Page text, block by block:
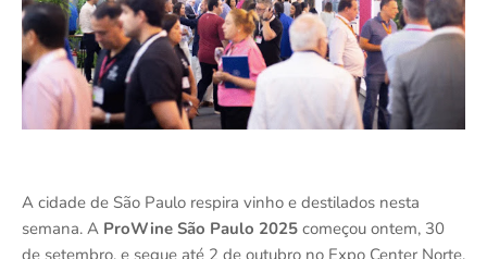
A cidade de São Paulo respira vinho e destilados nesta
semana. A ProWine São Paulo 2025 começou ontem, 30